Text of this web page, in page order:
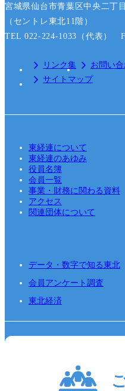
宮城県仙台市青葉区中央二丁
（セントレ東北11階）
TEL 022-224-1033（代表）
リンク集 お問い
サイトマップ
東経連について
東経連のあゆみ
役員名簿
会員一覧
事業・財務に関わる資料
アクセス
関連団体について
データ・数字で知る東北
会員アンケート調査
東北経済